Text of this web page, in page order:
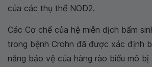
của các thụ thể NOD2.
Các Cơ chế của hệ miễn dịch bẩm
trong bệnh Crohn đã được xác định
năng bảo vệ của hàng rào biểu mô